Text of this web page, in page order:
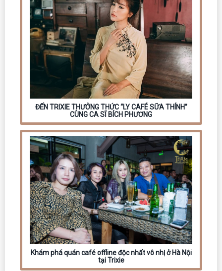
ĐẾN TRIXIE THƯỞNG THỨC “LY CAFÉ SỮA THÍNH”
CÙNG CA SĨ BÍCH PHƯƠNG
Khám phá quán café offline độc nhất vô nhị ở Hà Nội
tại Trixie